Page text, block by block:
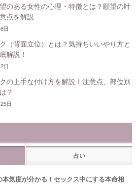
のある女性の心理・特徴とは？願望の叶
点を解説
日
（背面立位）とは？気持ちいいやり方と
解説！
日
の上手な付け方を解説！注意点、部位別
？
日
占い
本気度が分かる！セックス中にする本命相